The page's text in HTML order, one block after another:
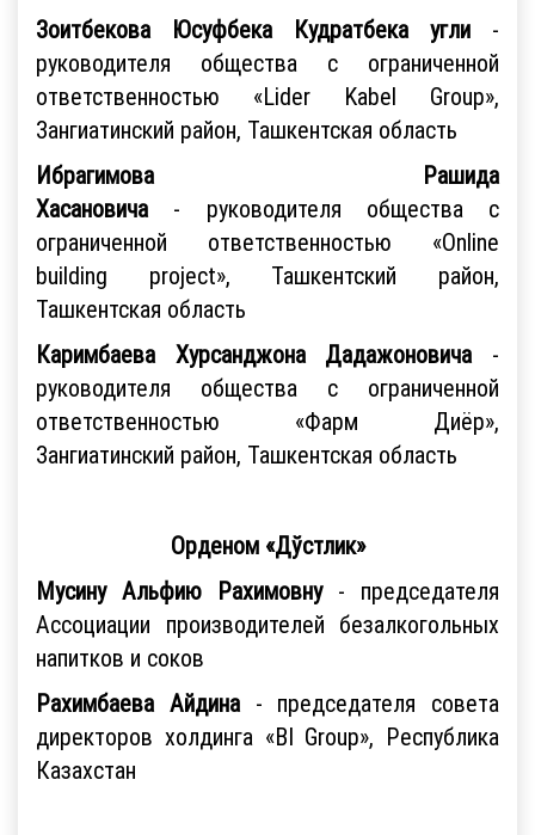
Зоитбекова Юсуфбека Кудратбека угли -
руководителя общества с ограниченной
ответственностью «Lider Kabel Group»,
Зангиатинский район, Ташкентская область
Ибрагимова Рашида
Хасановича- руководителя общества с
ограниченной ответственностью «Online
building project», Ташкентский район,
Ташкентская область
Каримбаева Хурсанджона Дадажоновича-
руководителя общества с ограниченной
ответственностью «Фарм Диёр»,
Зангиатинский район, Ташкентская область
Орденом «Дўстлик»
Мусину Альфию Рахимовну- председателя
Ассоциации производителей безалкогольных
напитков и соков
Рахимбаева Айдина- председателя совета
директоров холдинга «BI Group», Республика
Казахстан